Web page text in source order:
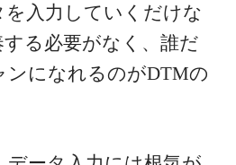
入力していくだけな
る必要がなく、誰だ
ンになれるのがDTMの